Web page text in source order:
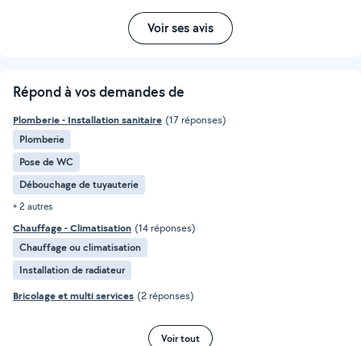
Voir ses avis
Répond à vos demandes de
Plomberie - Installation sanitaire (17 réponses)
Plomberie
Pose de WC
Débouchage de tuyauterie
+ 2 autres
Chauffage - Climatisation (14 réponses)
Chauffage ou climatisation
Installation de radiateur
Bricolage et multi services (2 réponses)
Voir tout